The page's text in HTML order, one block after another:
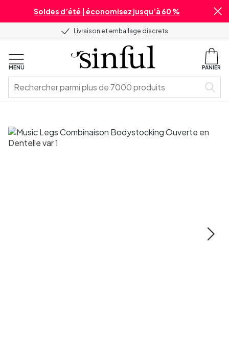
Soldes d’été | économisez jusqu’à 60 %
Livraison et emballage discrets
MENU PANIER